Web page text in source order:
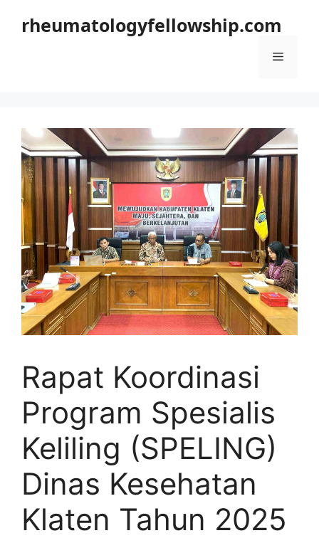
rheumatologyfellowship.com
Menu
Rapat Koordinasi
Program Spesialis
Keliling (SPELING)
Dinas Kesehatan
Klaten Tahun 2025